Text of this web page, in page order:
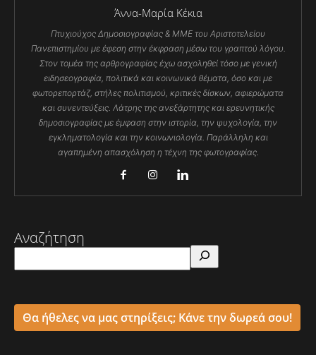
Άννα-Μαρία Κέκια
Πτυχιούχος Δημοσιογραφίας & ΜΜΕ του Αριστοτελείου
Πανεπιστημίου με έφεση στην έκφραση μέσω του γραπτού λόγου.
Στον τομέα της αρθρογραφίας έχω ασχοληθεί τόσο με γενική
ειδησεογραφία, πολιτικά και κοινωνικά θέματα, όσο και με
φωτορεπορτάζ, στήλες πολιτισμού, κριτικές δίσκων, αφιερώματα
και συνεντεύξεις. Λάτρης της ανεξάρτητης και ερευνητικής
δημοσιογραφίας με έμφαση στην ιστορία, την ψυχολογία, την
εγκληματολογία και την κοινωνιολογία. Παράλληλη και
αγαπημένη απασχόληση η τέχνη της φωτογραφίας.
Αναζήτηση
Θα ήθελες να μας στηρίξεις; Κάνε την δωρεά σου!